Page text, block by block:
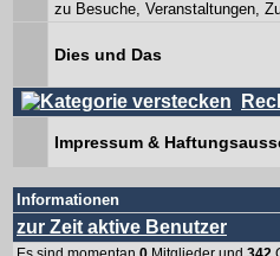
zu Besuche, Veranstaltungen,
Dies und Das
Impressum &
Informationen
zur Zeit aktive Benutzer